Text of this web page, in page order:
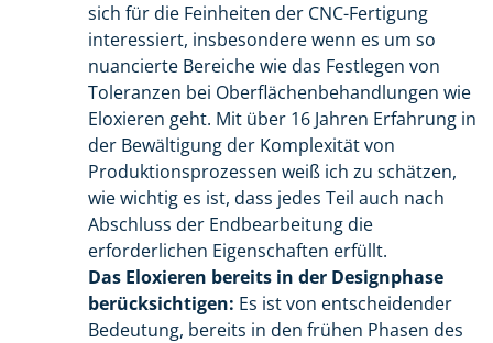
sich für die Feinheiten der CNC-Fertigung
interessiert, insbesondere wenn es um so
nuancierte Bereiche wie das Festlegen von
Toleranzen bei Oberflächenbehandlungen wie
Eloxieren geht. Mit über 16 Jahren Erfahrung in
der Bewältigung der Komplexität von
Produktionsprozessen weiß ich zu schätzen,
wie wichtig es ist, dass jedes Teil auch nach
Abschluss der Endbearbeitung die
erforderlichen Eigenschaften erfüllt.
Das Eloxieren bereits in der Designphase
berücksichtigen: Es ist von entscheidender
Bedeutung, bereits in den frühen Phasen des